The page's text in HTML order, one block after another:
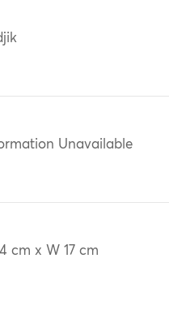
Unavailable
cm x W 17 cm